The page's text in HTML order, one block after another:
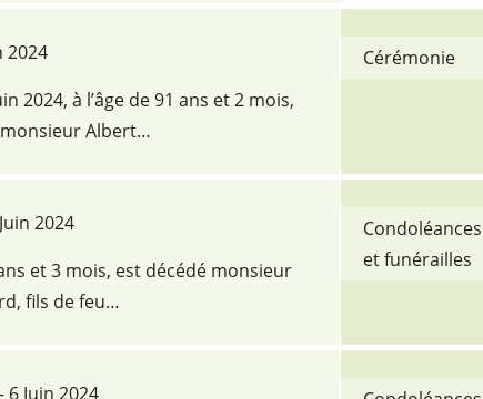
2024
2024, à l’âge de 91 ans et 2 mois,
Albert…
Cérémonie
2024
et 3 mois, est décédé monsieur
fils de feu…
Condoléances
et funérailles
6 Juin 2024